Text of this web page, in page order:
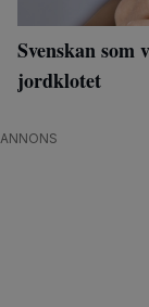
Svenskan
jordklotet
ANNONS